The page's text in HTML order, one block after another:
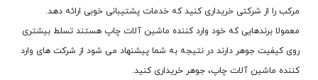
مرکب را از شرکتی خریداری کنید که خدمات پشتیبانی خوبی ارائه دهد.
معمولا برندهایی که خود وارد کننده ماشین آلات چاپ هستند تسلط بیشتری
روی کیفیت جوهر دارند در نتیجه به شما پیشنهاد می شود از شرکت های وارد
کننده ماشین آلات چاپ، جوهر خریداری کنید.